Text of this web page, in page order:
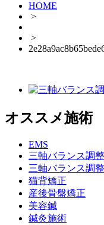
HOME
>
>
オススメ施術
EMS
三軸バランス調
三軸バランス調
猫背矯正
産後骨盤矯正
美容鍼
鍼灸施術